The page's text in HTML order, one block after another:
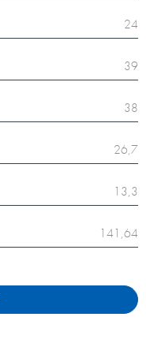
24
39
38
26,7
13,3
141,64